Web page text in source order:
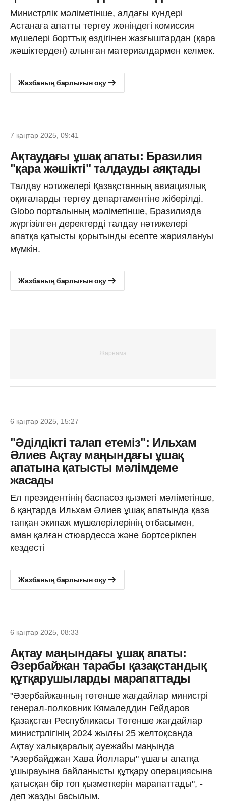
Министрлік мәліметінше, алдағы күндері
Астанаға апатты тергеу жөніндегі комиссия
мүшелері борттық өздігінен жазғыштардан (қара
жәшіктерден) алынған материалдармен келмек.
Жазбаның барлығын оқу
7 қаңтар 2025, 09:41
Ақтаудағы ұшақ апаты: Бразилия
"қара жәшікті" талдауды аяқтады
Талдау нәтижелері Қазақстанның авиациялық
оқиғаларды тергеу департаментіне жіберілді.
Globo порталының мәліметінше, Бразилияда
жүргізілген деректерді талдау нәтижелері
апатқа қатысты қорытынды есепте жариялануы
мүмкін.
Жазбаның барлығын оқу
6 қаңтар 2025, 15:27
"Әділдікті талап етеміз": Ильхам
Әлиев Ақтау маңындағы ұшақ
апатына қатысты мәлімдеме
жасады
Ел президентінің баспасөз қызметі мәліметінше,
6 қаңтарда Ильхам Әлиев ұшақ апатында қаза
тапқан экипаж мүшелерілерінің отбасымен,
аман қалған стюардесса және бортсерікпен
кездесті
Жазбаның барлығын оқу
6 қаңтар 2025, 08:33
Ақтау маңындағы ұшақ апаты:
Әзербайжан тарабы қазақстандық
құтқарушыларды марапаттады
"Әзербайжанның төтенше жағдайлар министрі
генерал-полковник Кямаледдин Гейдаров
Қазақстан Республикасы Төтенше жағдайлар
министрлігінің 2024 жылғы 25 желтоқсанда
Ақтау халықаралық әуежайы маңында
"Азербайджан Хава Йоллары" ұшағы апатқа
ұшырауына байланысты құтқару операциясына
қатысқан бір топ қызметкерін марапаттады", -
деп жазды басылым.